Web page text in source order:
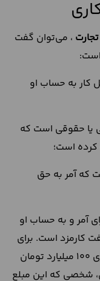
، می‌توان گفت
است:
کار به حساب او
یا حقوقی است که
کرده است؛
که آمر به حق
آمر و به حساب او
کارمزد است. برای
مثال، فرض کنید شخصی به شخص دیگری 100 میلیارد تومان
شخصی که این مبلع